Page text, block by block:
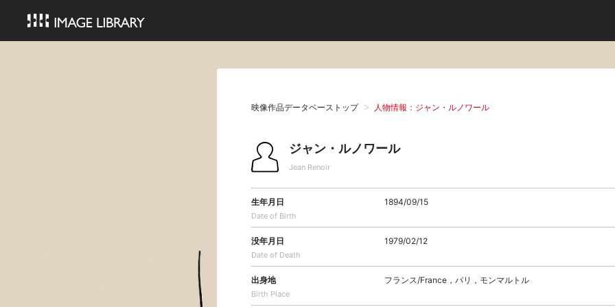
映像作品データベーストップ 人物情報：ジャン・ルノワール
ジャン・ルノワール
Jean Renoir
生年月日
Date of Birth
1894/09/15
没年月日
Date of Death
1979/02/12
出身地
Birth Place
フランス/France，パリ，モンマルトル